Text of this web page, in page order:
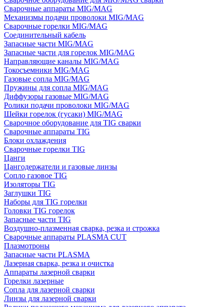
Сварочные аппараты MIG/MAG
Механизмы подачи проволоки MIG/MAG
Сварочные горелки MIG/MAG
Соединительный кабель
Запасные части MIG/MAG
Запасные части для горелок MIG/MAG
Направляющие каналы MIG/MAG
Токосъемники MIG/MAG
Газовые сопла MIG/MAG
Пружины для сопла MIG/MAG
Диффузоры газовые MIG/MAG
Ролики подачи проволоки MIG/MAG
Шейки горелок (гусаки) MIG/MAG
Сварочное оборудование для TIG сварки
Сварочные аппараты TIG
Блоки охлаждения
Сварочные горелки TIG
Цанги
Цангодержатели и газовые линзы
Сопло газовое TIG
Изоляторы TIG
Заглушки TIG
Наборы для TIG горелки
Головки TIG горелок
Запасные части TIG
Воздушно-плазменная сварка, резка и строжка
Сварочные аппараты PLASMA CUT
Плазмотроны
Запасные части PLASMA
Лазерная сварка, резка и очистка
Аппараты лазерной сварки
Горелки лазерные
Сопла для лазерной сварки
Линзы для лазерной сварки